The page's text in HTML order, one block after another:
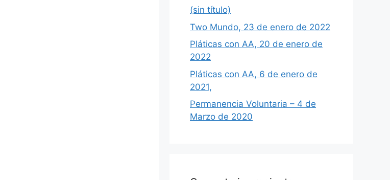
(sin título)
Two Mundo, 23 de enero de 2022
Pláticas con AA, 20 de enero de
2022
Pláticas con AA, 6 de enero de
2021,
Permanencia Voluntaria – 4 de
Marzo de 2020